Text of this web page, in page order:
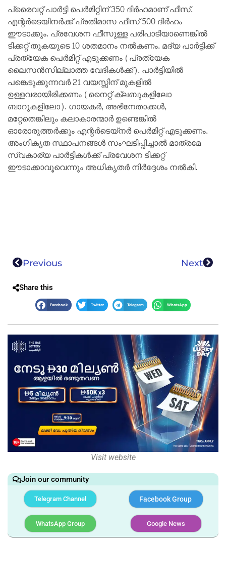
പ്രൈവറ്റ് പാർട്ടി പെർമിറ്റിന് 350 ദിർഹമാണ് ഫീസ്.
എന്റർടെയിനർക്ക് പ്രതിമാസ ഫീസ് 500 ദിർഹം
ഈടാക്കും. പ്രവേശന ഫീസുള്ള പരിപാടിയാണെങ്കിൽ
ടിക്കറ്റ് തുകയുടെ 10 ശതമാനം നൽകണം. മദ്യ പാർട്ടിക്ക്
പ്രത്യേക പെർമിറ്റ് എടുക്കണം (പ്രത്യേക
ലൈസൻസില്ലാത്ത വേദികൾക്ക്). പാർട്ടിയിൽ
പങ്കെടുക്കുന്നവർ 21 വയസ്സിന് മുകളിൽ
ഉള്ളവരായിരിക്കണം (നൈറ്റ് ക്ലബുകളിലോ
ബാറുകളിലോ). ഗായകർ, അഭിനേതാക്കൾ,
മറ്റേതെങ്കിലും കലാകാരന്മാർ ഉണ്ടെങ്കിൽ
ഓരോരുത്തർക്കും എന്റർടെയ്‌നർ പെർമിറ്റ് എടുക്കണം.
അംഗീകൃത സ്ഥാപനങ്ങൾ സംഘടിപ്പിച്ചാൽ മാത്രമേ
സ്വകാര്യ പാർട്ടികൾക്ക് പ്രവേശന ടിക്കറ്റ്
ഈടാക്കാവൂവെന്നും അധികൃതർ നിർദ്ദേശം നൽകി.
Previous Next
Share this
Facebook Twitter Telegram WhatsApp
Visit website
Join our community
Telegram Channel Facebook Group
WhatsApp Group Google News